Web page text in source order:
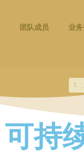
团队成员 业务
可持